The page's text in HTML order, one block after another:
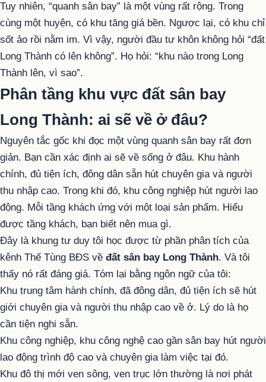
Tuy nhiên, “quanh sân bay” là một vùng rất rộng. Trong
cùng một huyện, có khu tăng giá bền. Ngược lại, có khu chỉ
sốt ảo rồi nằm im. Vì vậy, người đầu tư khôn không hỏi “đất
Long Thành có lên không”. Họ hỏi: “khu nào trong Long
Thành lên, vì sao”.
Phân tầng khu vực đất sân bay
Long Thành: ai sẽ về ở đâu?
Nguyên tắc gốc khi đọc một vùng quanh sân bay rất đơn
giản. Bạn cần xác định ai sẽ về sống ở đâu. Khu hành
chính, đủ tiện ích, đông dân sẵn hút chuyên gia và người
thu nhập cao. Trong khi đó, khu công nghiệp hút người lao
động. Mỗi tầng khách ứng với một loại sản phẩm. Hiểu
được tầng khách, bạn biết nên mua gì.
Đây là khung tư duy tôi học được từ phần phân tích của
kênh Thế Tùng BĐS về đất sân bay Long Thành. Và tôi
thấy nó rất đáng giá. Tóm lại bằng ngôn ngữ của tôi:
Khu trung tâm hành chính, đã đông dân, đủ tiện ích sẽ hút
giới chuyên gia và người thu nhập cao về ở. Lý do là họ
cần tiện nghi sẵn.
Khu công nghiệp, khu công nghệ cao gần sân bay hút người
lao động trình độ cao và chuyên gia làm việc tại đó.
Khu đô thị mới ven sông, ven trục lớn thường là nơi phát